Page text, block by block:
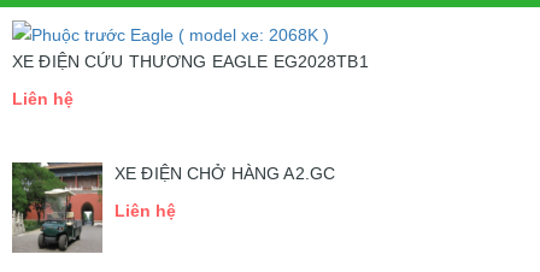
XE ĐIỆN CỨU THƯƠNG EAGLE EG2028TB1
Liên hệ
XE ĐIỆN CHỞ HÀNG A2.GC
Liên hệ